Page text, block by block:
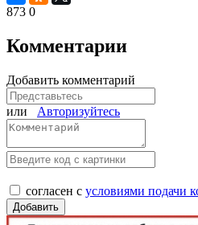
873 0
Комментарии
Добавить комментарий
или Авторизуйтесь
согласен с условиями подачи